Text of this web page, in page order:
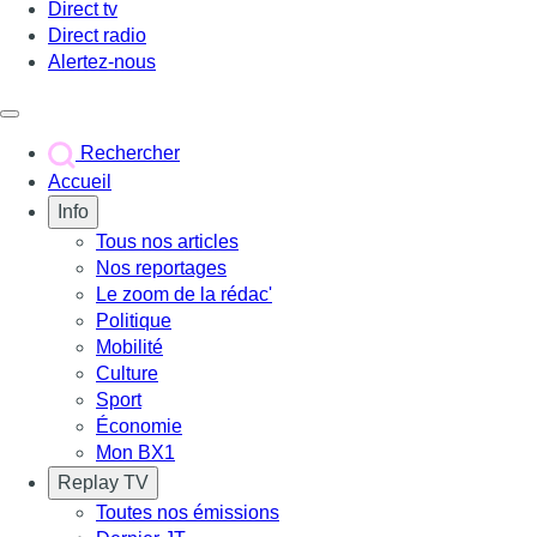
Direct tv
Direct radio
Alertez-nous
Rechercher
Accueil
Info
Tous nos articles
Nos reportages
Le zoom de la rédac'
Politique
Mobilité
Culture
Sport
Économie
Mon BX1
Replay TV
Toutes nos émissions